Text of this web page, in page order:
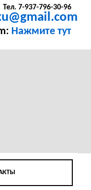
Тел. 7-937-796-30-96
Нажмите тут